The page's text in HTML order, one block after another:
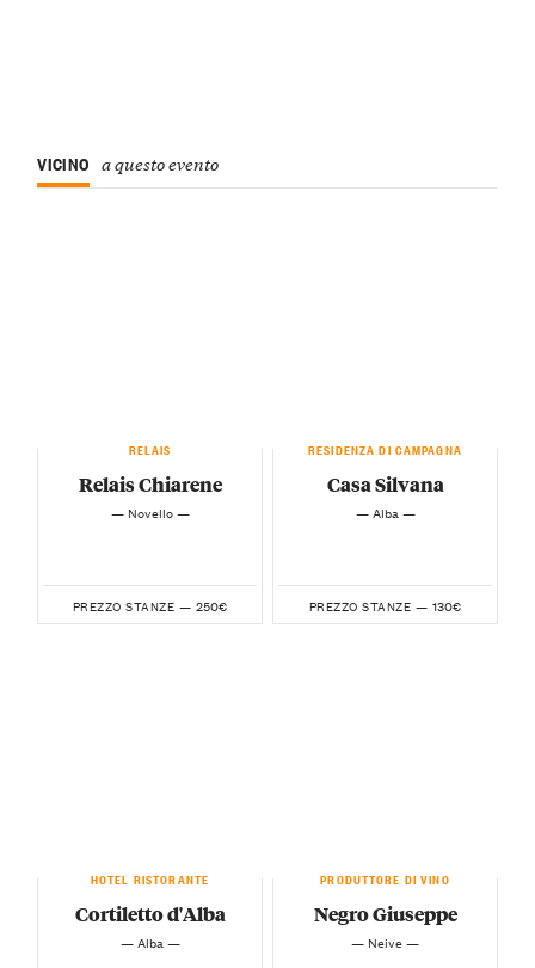
VICINO a questo evento
RELAIS
Relais Chiarene
— Novello —
PREZZO STANZE — 250€
RESIDENZA DI CAMPAGNA
Casa Silvana
— Alba —
PREZZO STANZE — 130€
HOTEL RISTORANTE
Cortiletto d'Alba
— Alba —
PRODUTTORE DI VINO
Negro Giuseppe
— Neive —